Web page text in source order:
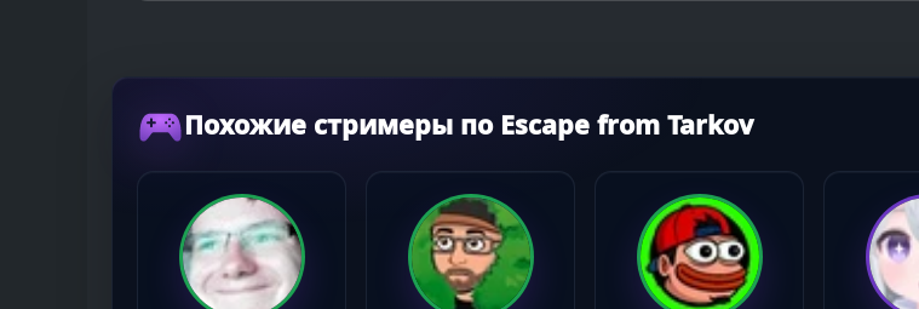
Похожие стримеры по Escape from Tarkov